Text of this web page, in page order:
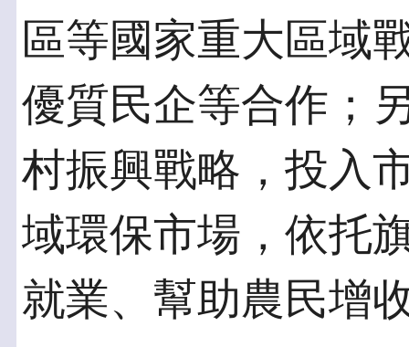
區等國家重大區域
優質民企等合作；
村振興戰略，投入
域環保市場，依托
就業、幫助農民增